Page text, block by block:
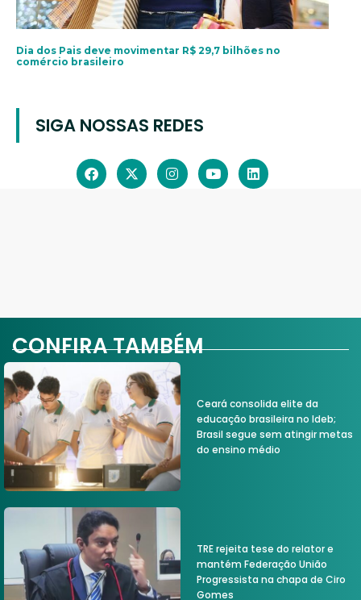
Dia dos Pais deve movimentar R$ 29,7 bilhões no
comércio brasileiro
SIGA NOSSAS REDES
CONFIRA TAMBÉM
Ceará consolida elite da
educação brasileira no Ideb;
Brasil segue sem atingir metas
do ensino médio
TRE rejeita tese do relator e
mantém Federação União
Progressista na chapa de Ciro
Gomes